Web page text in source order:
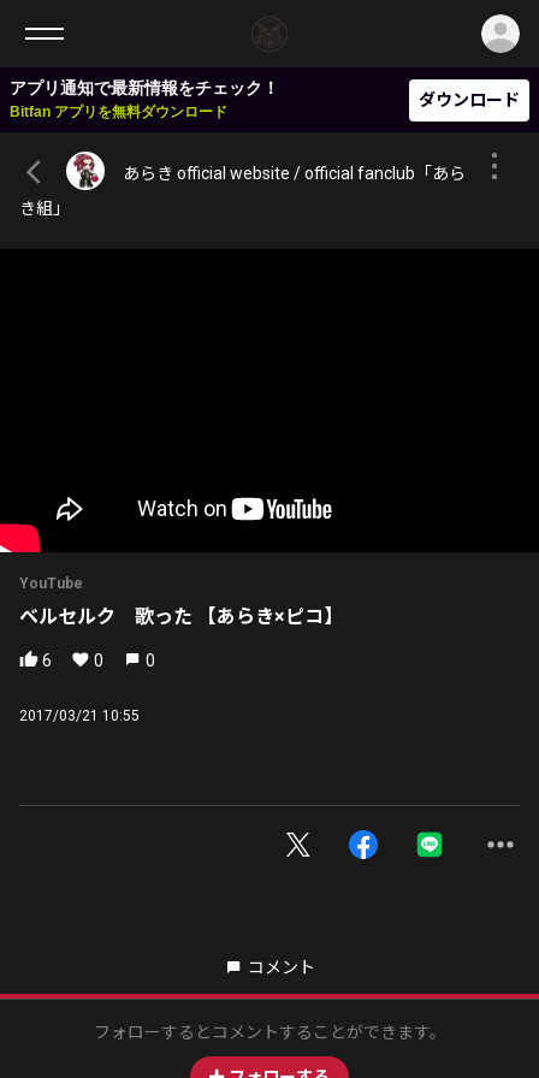
アプリ通知で最新情報をチェック！
Bitfan アプリを無料ダウンロード
ダウンロード
あらき official website / official fanclub「あら
き組」
YouTube
ベルセルク 歌った 【あらき×ピコ】
6 0 0
2017/03/21 10:55
コメント
フォローするとコメントすることができます。